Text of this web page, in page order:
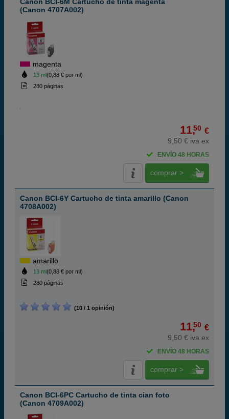
(Canon 4707A002)
magenta
13 ml(0,88 € por ml)
280 páginas
11,50 €
9,50 € iva ex
ENVÍO 48 HORAS
comprar >
Canon BCI-6Y Cartucho de tinta amarillo (Canon
4708A002)
amarillo
13 ml(0,88 € por ml)
280 páginas
(10 / 1 opinión)
11,50 €
9,50 € iva ex
ENVÍO 48 HORAS
comprar >
Canon BCI-6PC Cartucho de tinta cian foto
(Canon 4709A002)